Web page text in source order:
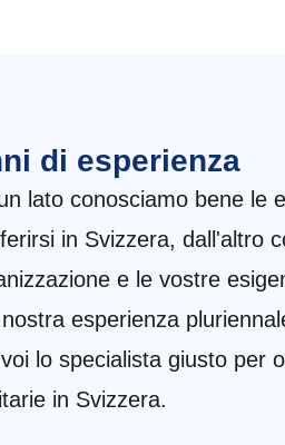
di esperienza
lato conosciamo bene le
in Svizzera, dall'altro
e le vostre
esperienza
lo specialista giusto per
in Svizzera.